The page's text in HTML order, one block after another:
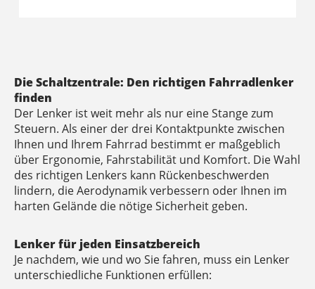
Die Schaltzentrale: Den richtigen Fahrradlenker
finden
Der Lenker ist weit mehr als nur eine Stange zum
Steuern. Als einer der drei Kontaktpunkte zwischen
Ihnen und Ihrem Fahrrad bestimmt er maßgeblich
über Ergonomie, Fahrstabilität und Komfort. Die Wahl
des richtigen Lenkers kann Rückenbeschwerden
lindern, die Aerodynamik verbessern oder Ihnen im
harten Gelände die nötige Sicherheit geben.
Lenker für jeden Einsatzbereich
Je nachdem, wie und wo Sie fahren, muss ein Lenker
unterschiedliche Funktionen erfüllen: